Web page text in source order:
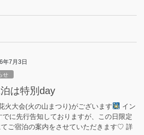
年7月3日
せ
は特別day
火大会(火の山まつり)がございます
イン
でに先行告知しておりますが、この日限定
ご宿泊の案内をさせていただきます♡ 詳